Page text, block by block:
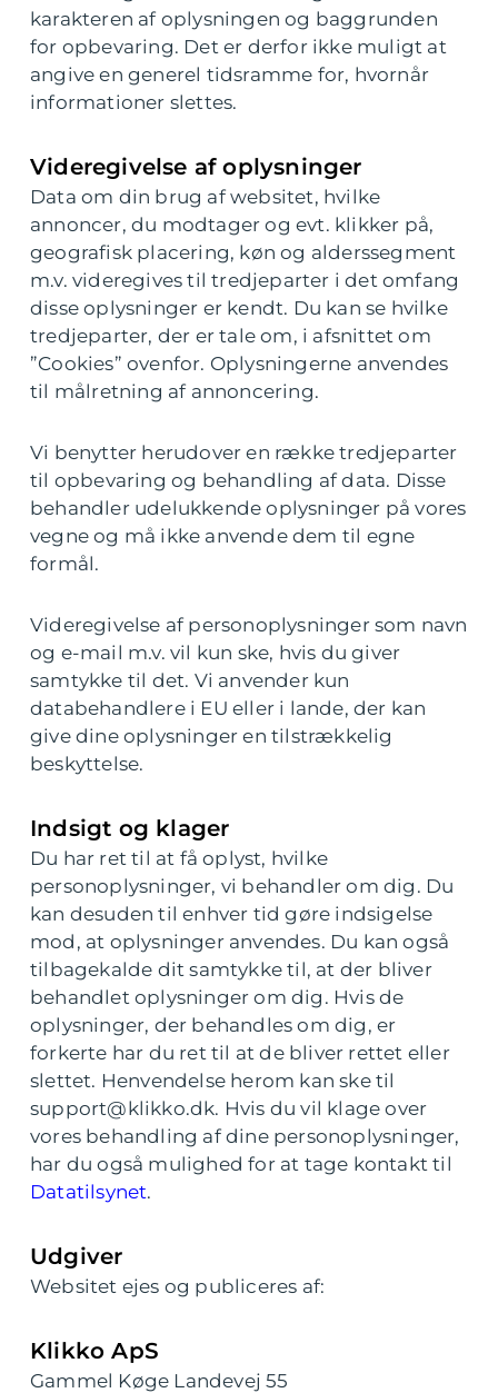
karakteren af oplysningen og baggrunden
for opbevaring. Det er derfor ikke muligt at
angive en generel tidsramme for, hvornår
informationer slettes.
Videregivelse af oplysninger
Data om din brug af websitet, hvilke
annoncer, du modtager og evt. klikker på,
geografisk placering, køn og alderssegment
m.v. videregives til tredjeparter i det omfang
disse oplysninger er kendt. Du kan se hvilke
tredjeparter, der er tale om, i afsnittet om
”Cookies” ovenfor. Oplysningerne anvendes
til målretning af annoncering.
Vi benytter herudover en række tredjeparter
til opbevaring og behandling af data. Disse
behandler udelukkende oplysninger på vores
vegne og må ikke anvende dem til egne
formål.
Videregivelse af personoplysninger som navn
og e-mail m.v. vil kun ske, hvis du giver
samtykke til det. Vi anvender kun
databehandlere i EU eller i lande, der kan
give dine oplysninger en tilstrækkelig
beskyttelse.
Indsigt og klager
Du har ret til at få oplyst, hvilke
personoplysninger, vi behandler om dig. Du
kan desuden til enhver tid gøre indsigelse
mod, at oplysninger anvendes. Du kan også
tilbagekalde dit samtykke til, at der bliver
behandlet oplysninger om dig. Hvis de
oplysninger, der behandles om dig, er
forkerte har du ret til at de bliver rettet eller
slettet. Henvendelse herom kan ske til
support@klikko.dk. Hvis du vil klage over
vores behandling af dine personoplysninger,
har du også mulighed for at tage kontakt til
Datatilsynet.
Udgiver
Websitet ejes og publiceres af:
Klikko ApS
Gammel Køge Landevej 55